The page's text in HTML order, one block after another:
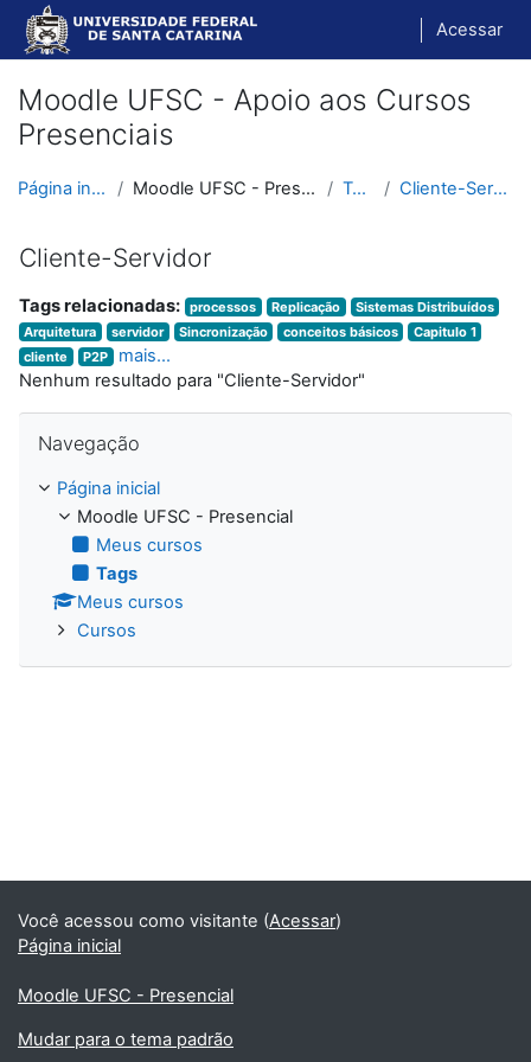
Ir para o conteúdo principal
Acessar
Moodle UFSC - Apoio aos Cursos
Presenciais
Página inicial Moodle UFSC - Presencial Tags Cliente-Servidor
Cliente-Servidor
Tags relacionadas: processos Replicação
Sistemas Distribuídos
Arquitetura
servidor Sincronização conceitos básicos
Capitulo 1
cliente
P2P
mais...
Nenhum resultado para "Cliente-Servidor"
Navegação
Página inicial
Moodle UFSC - Presencial
Meus cursos
Tags
Meus cursos
Cursos
Você acessou como visitante (Acessar)
Página inicial
Moodle UFSC - Presencial
Mudar para o tema padrão